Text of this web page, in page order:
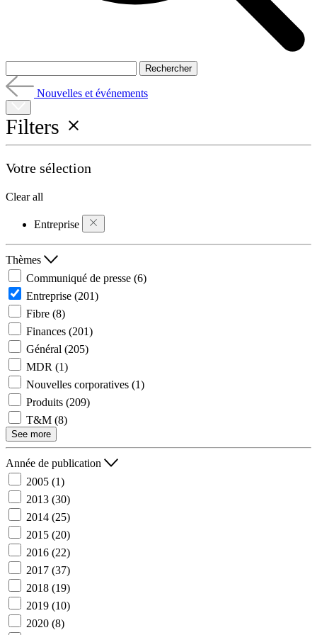
Nouvelles et événements
Filters
Votre sélection
Clear all
Entreprise
Thèmes
Communiqué de presse (6)
Entreprise (201)
Fibre (8)
Finances (201)
Général (205)
MDR (1)
Nouvelles corporatives (1)
Produits (209)
T&M (8)
See more
Année de publication
2005 (1)
2013 (30)
2014 (25)
2015 (20)
2016 (22)
2017 (37)
2018 (19)
2019 (10)
2020 (8)